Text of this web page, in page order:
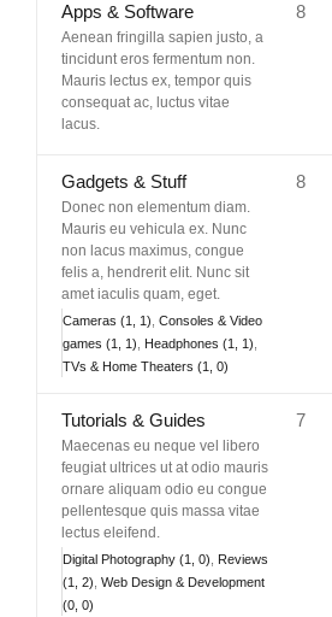
Apps & Software
Aenean fringilla sapien justo, a
tincidunt eros fermentum non.
Mauris lectus ex, tempor quis
consequat ac, luctus vitae
lacus.
8
Gadgets & Stuff
Donec non elementum diam.
Mauris eu vehicula ex. Nunc
non lacus maximus, congue
felis a, hendrerit elit. Nunc sit
amet iaculis quam, eget.
Cameras (1, 1) Consoles & Video
games (1, 1)
Headphones (1, 1)
TVs & Home Theaters (1, 0)
8
Tutorials & Guides
Maecenas eu neque vel libero
feugiat ultrices ut at odio mauris
ornare aliquam odio eu congue
pellentesque quis massa vitae
lectus eleifend.
Digital Photography (1, 0)
Reviews
(1, 2) Web Design & Development
(0, 0)
7